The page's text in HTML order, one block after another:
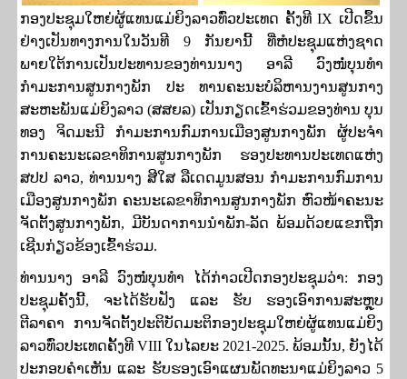
ກອງປະຊຸມໃຫຍ່ຜູ້ແທນແມ່ຍິງລາວທົ່ວປະເທດ ຄັ້ງທີIX ເປີດຂຶ້ນ
ຢ່າງເປັນທາງການໃນວັນທີ 9 ກັນຍານີ້ ທີ່ຫໍປະຊຸມແຫ່ງຊາດ
ພາຍໃຕ້ການເປັນປະທານຂອງທ່ານນາງ ອາລີ ວົງໜໍ່ບຸນທໍາ
ກໍາມະການສູນກາງພັກ ປະ ທານຄະນະບໍລິຫານງານສູນກາງ
ສະຫະພັນແມ່ຍິງລາວ (ສສຍລ) ເປັນກຽດເຂົ້າຮ່ວມຂອງທ່ານ ບຸນ
ທອງ ຈິດມະນີ ກໍາມະການກົມການເມືອງສູນກາງພັກ ຜູ້ປະຈໍາ
ການຄະນະເລຂາທິການສູນກາງພັກ ຮອງປະທານປະເທດແຫ່ງ
ສປປ ລາວ, ທ່ານນາງ ສີໃສ ລືເດດມູນສອນ ກໍາມະການກົມການ
ເມືອງສູນກາງພັກ ຄະນະເລຂາທິການສູນກາງພັກ ຫົວໜ້າຄະນະ
ຈັດຕັ້ງສູນກາງພັກ, ມີບັນດາການນໍາພັກ-ລັດ ພ້ອມດ້ວຍແຂກຖືກ
ເຊີນກ່ຽວຂ້ອງເຂົ້າຮ່ວມ.
ທ່ານນາງ ອາລີ ວົງໜໍ່ບຸນທໍາ ໄດ້ກ່າວເປີດກອງປະຊຸມວ່າ: ກອງ
ປະຊຸມຄັ້ງນີ້, ຈະໄດ້ຮັບຟັງ ແລະ ຮັບ ຮອງເອົາການສະຫຼຸບ
ຕີລາຄາ ການຈັດຕັ້ງປະຕິບັດມະຕິກອງປະຊຸມໃຫຍ່ຜູ້ແທນແມ່ຍິງ
ລາວທົ່ວປະເທດຄັ້ງທີ VIII ໃນໄລຍະ 2021-2025. ພ້ອມນັ້ນ, ຍັງໄດ້
ປະກອບຄໍາເຫັນ ແລະ ຮັບຮອງເອົາແຜນພັດທະນາແມ່ຍິງລາວ 5